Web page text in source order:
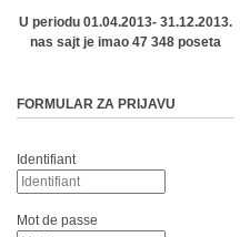
U periodu 01.04.2013- 31.12.2013.
nas sajt je imao 47 348 poseta
FORMULAR ZA PRIJAVU
Identifiant
Mot de passe